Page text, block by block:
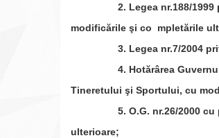
2. Legea nr.188/1999
modificările şi co mpletările
3. Legea nr.7/2004
4. Hotărârea Guvernului
Tineretului şi Sportului, cu
5. O.G. nr.26/2000 cu
ulterioare;